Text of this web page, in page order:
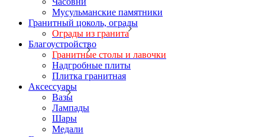
Мусульманские памятники
Гранитный цоколь, ограды
Ограды из гранита
Благоустройство
Гранитные столы и лавочки
Надгробные плиты
Плитка гранитная
Аксессуары
Вазы
Лампады
Шары
Медали